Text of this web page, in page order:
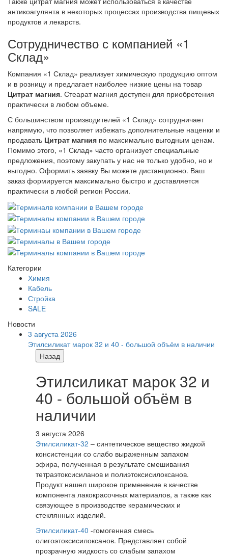
антикоагулянта в некоторых процессах производства пищевых
продуктов и лекарств.
Сотрудничество с компанией «1
Склад»
Компания «1 Склад» реализует химическую продукцию оптом
и в розницу и предлагает наиболее низкие цены на товар
Цитрат магния. Стеарат магния доступен для приобретения
практически в любом объеме.
С большинством производителей «1 Склад» сотрудничает
напрямую, что позволяет избежать дополнительные наценки и
продавать Цитрат магния по максимально выгодным ценам.
Помимо этого, «1 Склад» часто организует специальные
предложения, поэтому закупать у нас не только удобно, но и
выгодно. Оформить заявку Вы можете дистанционно. Ваш
заказ формируется максимально быстро и доставляется
практически в любой регион России.
Категории
Химия
Кабель
Стройка
SALE
Новости
3 августа 2026
Этилсиликат марок 32 и 40 - большой объём в наличии
Назад
Этилсиликат марок 32 и
40 - большой объём в
наличии
3 августа 2026
Этилсиликат-32 – синтетическое вещество жидкой
консистенции со слабо выраженным запахом
эфира, полученная в результате смешивания
тетpаэтоксисиланов и полиэтоксисилоксанов.
Продукт нашел широкое применение в качестве
компонента лакокрасочных материалов, а также как
связующее в производстве керамических и
стеклянных изделий.
Этилсиликат-40 -гомогенная смесь
олигоэтоксисилоксанов. Представляет собой
прозрачную жидкость со слабым запахом